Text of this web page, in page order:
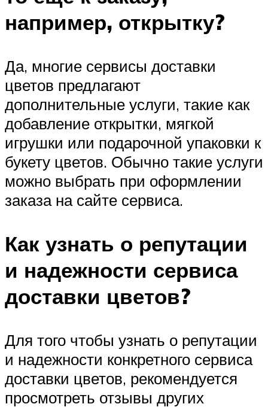
например, открытку?
Да, многие сервисы доставки
цветов предлагают
дополнительные услуги, такие как
добавление открытки, мягкой
игрушки или подарочной упаковки к
букету цветов. Обычно такие услуги
можно выбрать при оформлении
заказа на сайте сервиса.
Как узнать о репутации
и надежности сервиса
доставки цветов?
Для того чтобы узнать о репутации
и надежности конкретного сервиса
доставки цветов, рекомендуется
просмотреть отзывы других